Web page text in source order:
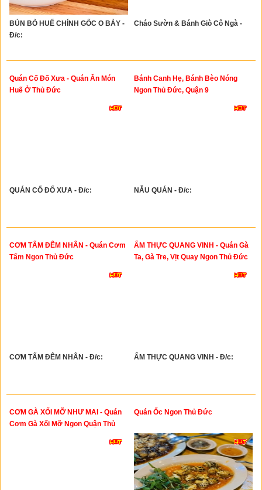
BÚN BÒ HUẾ CHÍNH GỐC O BẢY -
Đ/c:
Cháo Sườn & Bánh Giò Cô Ngà -
Quán Cố Đố Xưa - Quán Ăn Món
Huế Ở Thủ Đức
QUÁN CỐ ĐỐ XƯA - Đ/c:
Bánh Canh Hẹ, Bánh Bèo Nóng
Ngon Thủ Đức, Quận 9
NẪU QUÁN - Đ/c:
CƠM TẤM ĐÊM NHÂN - Quán Cơm
Tấm Ngon Thủ Đức
CƠM TẤM ĐÊM NHÂN - Đ/c:
ẨM THỰC QUANG VINH - Quán Gà
Ta, Gà Tre, Vịt Quay Ngon Thủ Đức
ẨM THỰC QUANG VINH - Đ/c:
CƠM GÀ XỐI MỠ NHƯ MAI - Quán
Cơm Gà Xối Mỡ Ngon Quận Thủ
Quán Ốc Ngon Thủ Đức